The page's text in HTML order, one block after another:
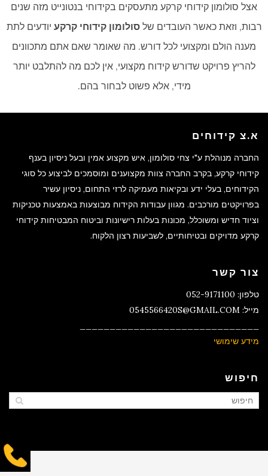
אצל סולומון קידוחי קרקע מתעסקים בקידוחי בנטונייט מזה שנים
רבות, וזאת כאשר העובדים שלסולומון קידוחי קרקע יודעים לתת
מענה הולם ומקצועי לכל דורש. מה שאומר שאם אתם מתכוונים
להריץ פרויקט שדורש קידוח מקצועי, אין לכם מה להתלבט יותר
מידי, אלא פשוט לבחור בהם.
א.צ קידוחים
החברה מנוהלת ע"י צחי סולומון, איש מקצוע אמין ובעל ניסיון בענף
קידוחי קרקע, בקרב החברה צוות מקצוענים ומוסמכים לביצוע כל סוגי
הקידוחים, בעלי ידע ובקיאות מעמיקה לרזי התחום, ניסיון עשיר
בפרויקטים מורכבים. מגוון עבודות הקידוח מבוצעות באמצעות טכניקות
וציוד חדיש ומשוכלל, מכונות בעלות רישיונות וביטוח המבטיחות קידוחי
קרקע מדויקים ובטיחותיים, לשביעות רצון הלקוח.
צור קשר
טלפון: 052-9171100
מייל: 0545566420S@GMAIL.COM
מידע שימושי
חיפוש